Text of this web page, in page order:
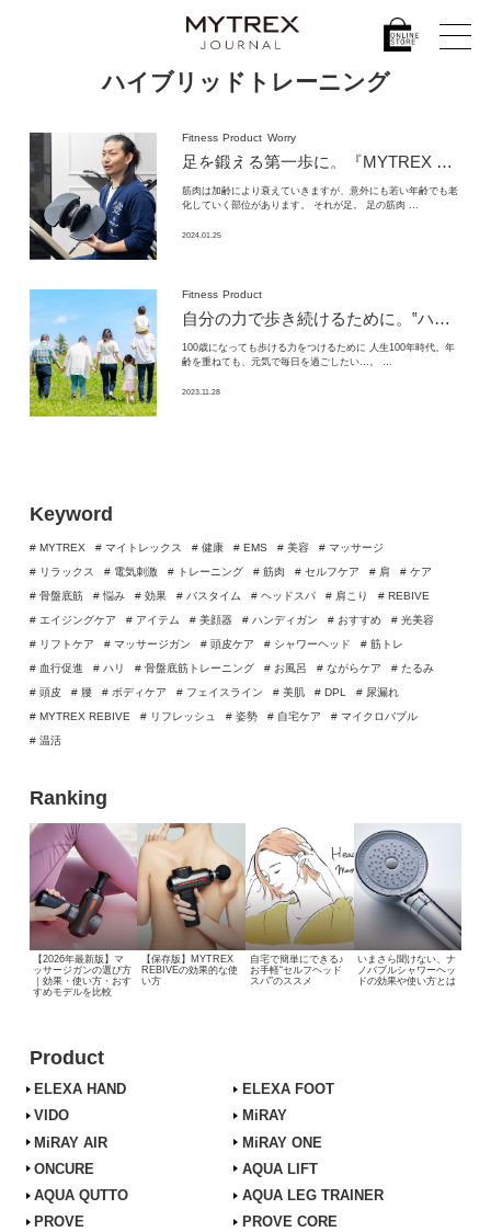
Keyword
# MYTREX # マイトレックス # 健康 # EMS # 美容
# マッサージ
# リラックス
# 電気刺激 # トレーニング # 筋肉 # セルフケア # 肩
# ケア
# 骨盤底筋
# 悩み # 効果 # バスタイム # ヘッドスパ # 肩こり
# REBIVE
# エイジングケア
# アイテム # 美顔器 # ハンディガン # おすすめ
# 光美容
# リフトケア
# マッサージガン # 頭皮ケア # シャワーヘッド
# 筋トレ
# 血行促進
# ハリ # 骨盤底筋トレーニング # お風呂 # ながらケア
# たるみ
# 頭皮
# 腰 # ボディケア # フェイスライン # 美肌 # DPL
# 尿漏れ
# MYTREX REBIVE
# リフレッシュ # 姿勢 # 自宅ケア
# マイクロバブル
# 温活
Ranking
【2026年最新版】マ
ッサージガンの選び方
｜効果・使い方・おす
すめモデルを比較
【保存版】MYTREX
REBIVEの効果的な使
い方
自宅で簡単にできる♪
お手軽“セルフヘッド
スパ”のススメ
いまさら聞けない、ナ
ノバブルシャワーヘッ
ドの効果や使い方とは
Product
ELEXA HAND
ELEXA FOOT
VIDO
MiRAY
MiRAY AIR
MiRAY ONE
ONCURE
AQUA LIFT
AQUA QUTTO
AQUA LEG TRAINER
PROVE
PROVE CORE
ハイブリッドトレーニング
Fitness Product Worry
足を鍛える第一歩に。『MYTREX ELEXA FOOT』をコンディショニングトレーナーにレビューしてもらった
筋肉は加齢により衰えていきますが、意外にも若い年齢でも老
化していく部位があります。 それが足。 足の筋肉 …
2024.01.25
Fitness Product
自分の力で歩き続けるために。 ‟ハイブリッドトレーニング”で叶える健やかな未来づくり。
100歳になっても歩ける力をつけるために 人生100年時代。年
齢を重ねても、元気で毎日を過ごしたい…。 …
2023.11.28